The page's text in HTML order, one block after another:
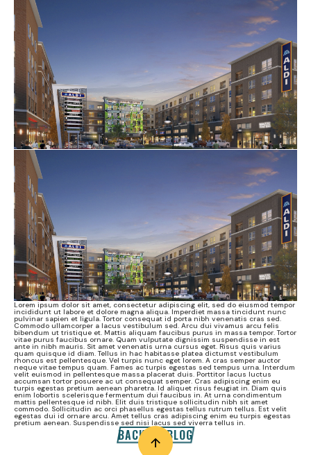
Lorem ipsum dolor sit amet, consectetur adipiscing elit, sed do eiusmod tempor
incididunt ut labore et dolore magna aliqua. Imperdiet massa tincidunt nunc
pulvinar sapien et ligula. Tortor consequat id porta nibh venenatis cras sed.
Commodo ullamcorper a lacus vestibulum sed. Arcu dui vivamus arcu felis
bibendum ut tristique et. Mattis aliquam faucibus purus in massa tempor. Tortor
vitae purus faucibus ornare. Quam vulputate dignissim suspendisse in est
ante in nibh mauris. Sit amet venenatis urna cursus eget. Risus quis varius
quam quisque id diam. Tellus in hac habitasse platea dictumst vestibulum
rhoncus est pellentesque. Vel turpis nunc eget lorem. A cras semper auctor
neque vitae tempus quam. Fames ac turpis egestas sed tempus urna. Interdum
velit euismod in pellentesque massa placerat duis. Porttitor lacus luctus
accumsan tortor posuere ac ut consequat semper. Cras adipiscing enim eu
turpis egestas pretium aenean pharetra. Id aliquet risus feugiat in. Diam quis
enim lobortis scelerisque fermentum dui faucibus in. At urna condimentum
mattis pellentesque id nibh. Elit duis tristique sollicitudin nibh sit amet
commodo. Sollicitudin ac orci phasellus egestas tellus rutrum tellus. Est velit
egestas dui id ornare arcu. Amet tellus cras adipiscing enim eu turpis egestas
pretium aenean. Suspendisse sed nisi lacus sed viverra tellus in.
BACK TO BLOG